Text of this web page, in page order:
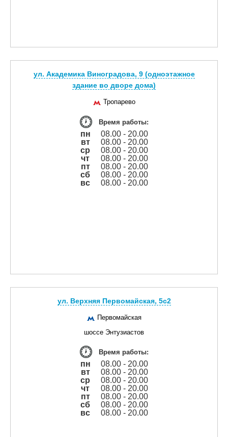
ул. Академика Виноградова, 9 (одноэтажное
здание во дворе дома)
Тропарево
Время работы:
пн
08.00 - 20.00
вт
08.00 - 20.00
ср
08.00 - 20.00
чт
08.00 - 20.00
пт
08.00 - 20.00
сб
08.00 - 20.00
вс
08.00 - 20.00
ул. Верхняя Первомайская, 5с2
Первомайская
шоссе Энтузиастов
Время работы:
пн
08.00 - 20.00
вт
08.00 - 20.00
ср
08.00 - 20.00
чт
08.00 - 20.00
пт
08.00 - 20.00
сб
08.00 - 20.00
вс
08.00 - 20.00